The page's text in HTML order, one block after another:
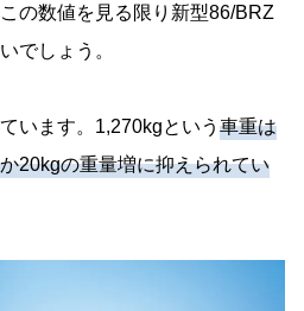
の数値を見る限り新型86/BRZ
でしょう。
います。1,270kgという 車重は
20kgの重量増に抑えられてい